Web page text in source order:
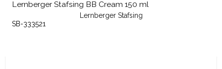
Lernberger Stafsing BB Cream 150 ml
Lernberger Stafsing
SB-333521